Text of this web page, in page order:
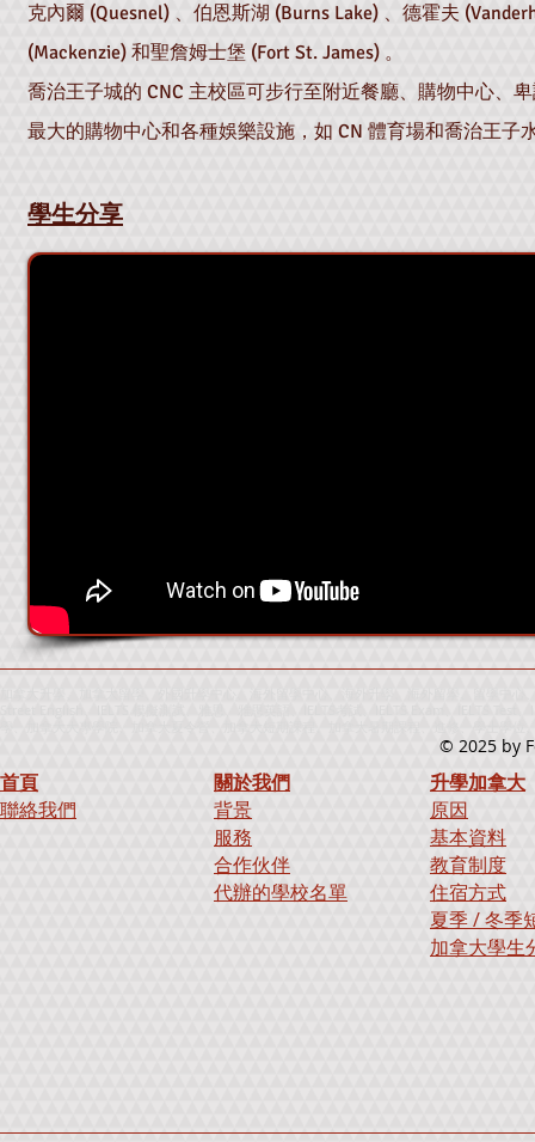
克內爾 (Quesnel) 、伯恩斯湖 (Burns Lake) 、德霍夫
(Mackenzie) 和聖詹姆士堡 (Fort St. James) 。
喬治王子城的 CNC 主校區可步行至附近餐廳、購物中心、
最大的購物中心和各種娛樂設施，如 CN 體育場和喬治王子
學生分享
© 2025 by
首頁
聯絡我們
關於我們
背景
服務
合作伙伴
代辦的學校名單
升學加拿大
原因
基本資料
教育制度
住宿方式
夏季 / 冬季
加拿大學生